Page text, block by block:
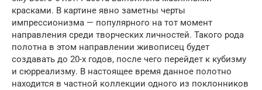
красками. В картине явно заметны черты
импрессионизма — популярного на тот момент
направления среди творческих личностей. Такого рода
полотна в этом направлении живописец будет
создавать до 20-х годов, после чего перейдет к кубизму
и сюрреализму. В настоящее время данное полотно
находится в частной коллекции одного из поклонников